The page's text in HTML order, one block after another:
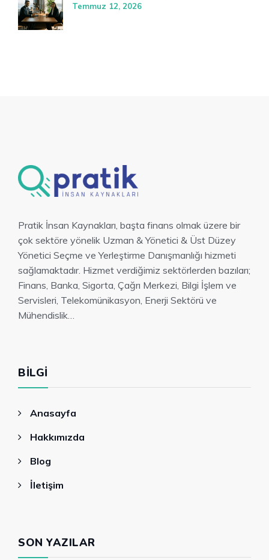
Temmuz 12, 2026
Pratik İnsan Kaynakları, başta finans olmak üzere bir
çok sektöre yönelik Uzman & Yönetici & Üst Düzey
Yönetici Seçme ve Yerleştirme Danışmanlığı hizmeti
sağlamaktadır. Hizmet verdiğimiz sektörlerden bazıları;
Finans, Banka, Sigorta, Çağrı Merkezi, Bilgi İşlem ve
Servisleri, Telekomünikasyon, Enerji Sektörü ve
Mühendislik…
BILGI
Anasayfa
Hakkımızda
Blog
İletişim
SON YAZILAR